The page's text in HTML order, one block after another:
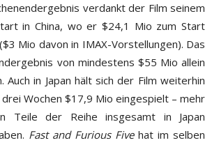
verdankt der Film seinem
in China, wo er $24,1 Mio zum Start
Mio davon in IMAX-Vorstellungen). Das
von mindestens $55 Mio allein
Auch in Japan hält sich der Film weiterhin
Wochen $17,9 Mio eingespielt – mehr
Teile der Reihe insgesamt in Japan
Fast and Furious Fivehat im selben